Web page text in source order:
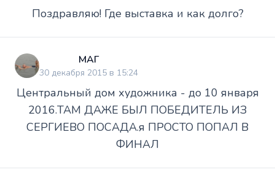
Поздравляю! Где выставка и как долго?
МАГ
30 декабря 2015 в 15:24
Центральный дом художника - до 10 января
2016.ТАМ ДАЖЕ БЫЛ ПОБЕДИТЕЛЬ ИЗ
СЕРГИЕВО ПОСАДА.я ПРОСТО ПОПАЛ В
ФИНАЛ